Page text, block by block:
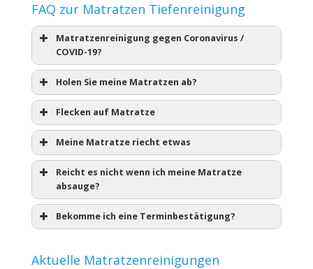
FAQ zur Matratzen Tiefenreinigung
Matratzenreinigung gegen Coronavirus /
COVID-19?
Holen Sie meine Matratzen ab?
Flecken auf Matratze
Meine Matratze riecht etwas
Reicht es nicht wenn ich meine Matratze
absauge?
Bekomme ich eine Terminbestätigung?
Aktuelle Matratzenreinigungen